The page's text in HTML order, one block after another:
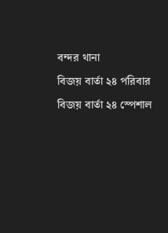
বন্দর থানা
বিজয় বার্তা ২৪ পরিবার
বিজয় বার্তা ২৪ স্পেশাল